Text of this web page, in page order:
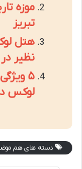
موزه
تبریز
هتل
نظیر
۵
لوکس
دسته های هم